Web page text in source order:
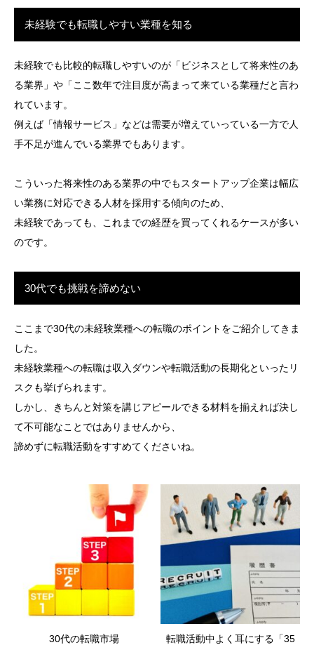
未経験でも転職しやすい業種を知る
未経験でも比較的転職しやすいのが「ビジネスとして将来性のあ
る業界」や「ここ数年で注目度が高まって来ている業種だと言わ
れています。
例えば「情報サービス」などは需要が増えていっている一方で人
手不足が進んでいる業界でもあります。
こういった将来性のある業界の中でもスタートアップ企業は幅広
い業務に対応できる人材を採用する傾向のため、
未経験であっても、これまでの経歴を買ってくれるケースが多い
のです。
30代でも挑戦を諦めない
ここまで30代の未経験業種への転職のポイントをご紹介してきま
した。
未経験業種への転職は収入ダウンや転職活動の長期化といったリ
スクも挙げられます。
しかし、きちんと対策を講じアピールできる材料を揃えれば決し
て不可能なことではありませんから、
諦めずに転職活動をすすめてくださいね。
30代の転職市場
転職活動中よく耳にする「35